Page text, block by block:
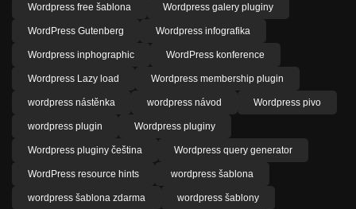
Wordpress free šablona Wordpress galery pluginy
WordPress Gutenberg Wordpress infografika
Wordpress inphographic WordPress konference
Wordpress Lazy load Wordpress membership plugin
wordpress nástěnka wordpress návod Wordpress pivo
wordpress plugin Wordpress pluginy
Wordpress pluginy čeština Wordpress query generator
WordPress resource hints wordpress šablona
wordpress šablona zdarma wordpress šablony